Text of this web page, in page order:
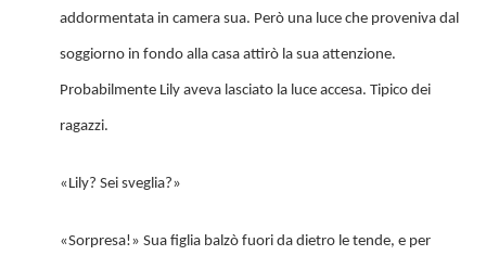
addormentata in camera sua. Però una luce che proveniva dal
soggiorno in fondo alla casa attirò la sua attenzione.
Probabilmente Lily aveva lasciato la luce accesa. Tipico dei
ragazzi.
«Lily? Sei sveglia?»
«Sorpresa!» Sua figlia balzò fuori da dietro le tende, e per